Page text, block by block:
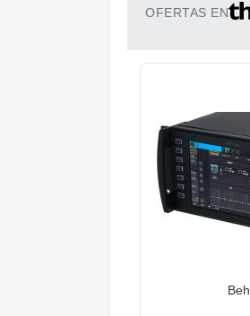
OFERTAS EN